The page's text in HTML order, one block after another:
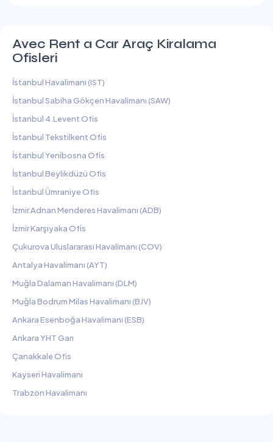
Avec Rent a Car Araç Kiralama
Ofisleri
İstanbul Havalimanı (IST)
İstanbul Sabiha Gökçen Havalimanı (SAW)
İstanbul 4.Levent Ofis
İstanbul Tekstilkent Ofis
İstanbul Yenibosna Ofis
İstanbul Beylikdüzü Ofis
İstanbul Ümraniye Ofis
İzmir Adnan Menderes Havalimanı (ADB)
İzmir Karşıyaka Ofis
Çukurova Uluslararası Havalimanı (COV)
Antalya Havalimanı (AYT)
Muğla Dalaman Havalimanı (DLM)
Muğla Bodrum Milas Havalimanı (BJV)
Ankara Esenboğa Havalimanı (ESB)
Ankara YHT Garı
Çanakkale Ofis
Kayseri Havalimanı
Trabzon Havalimanı